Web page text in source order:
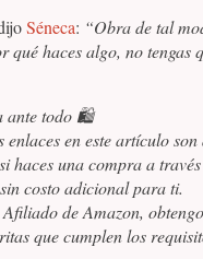
Séneca: “Obra de tal
qué haces algo, no tengas
ante todo 🛍️
enlaces en este artículo
haces una compra a
costo adicional para ti.
de Amazon,
que cumplen los